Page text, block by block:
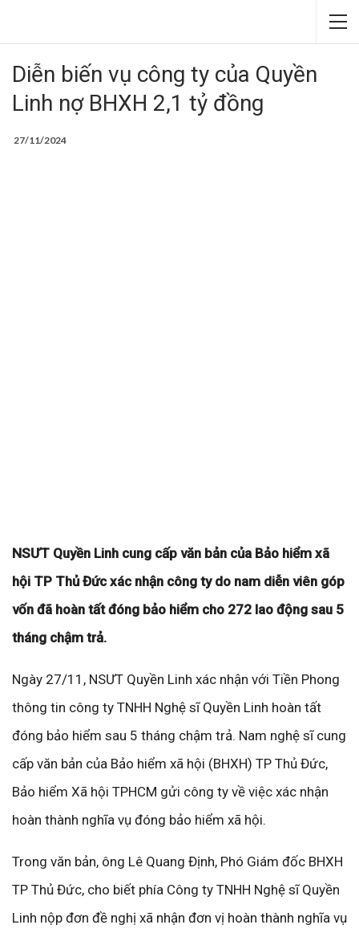
Diễn biến vụ công ty của Quyền
Linh nợ BHXH 2,1 tỷ đồng
27/11/2024
NSƯT Quyền Linh cung cấp văn bản của Bảo hiểm xã
hội TP Thủ Đức xác nhận công ty do nam diễn viên góp
vốn đã hoàn tất đóng bảo hiểm cho 272 lao động sau 5
tháng chậm trả.
Ngày 27/11, NSƯT Quyền Linh xác nhận với Tiền Phong
thông tin công ty TNHH Nghệ sĩ Quyền Linh hoàn tất
đóng bảo hiểm sau 5 tháng chậm trả. Nam nghệ sĩ cung
cấp văn bản của Bảo hiểm xã hội (BHXH) TP Thủ Đức,
Bảo hiểm Xã hội TPHCM gửi công ty về việc xác nhận
hoàn thành nghĩa vụ đóng bảo hiểm xã hội.
Trong văn bản, ông Lê Quang Định, Phó Giám đốc BHXH
TP Thủ Đức, cho biết phía Công ty TNHH Nghệ sĩ Quyền
Linh nộp đơn đề nghị xã nhận đơn vị hoàn thành nghĩa vụ